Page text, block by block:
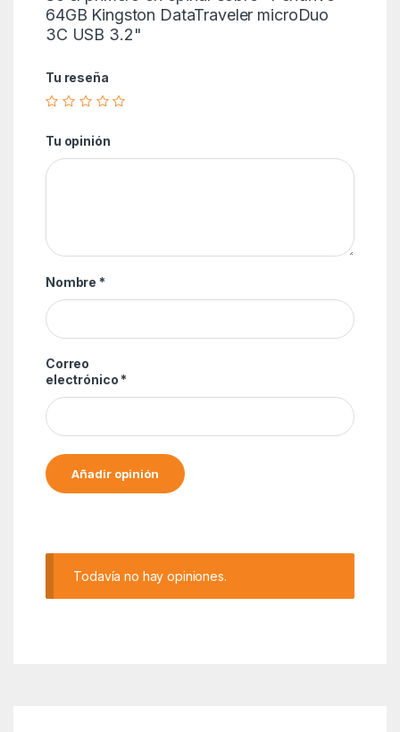
64GB Kingston DataTraveler microDuo
3C USB 3.2"
Tu reseña
Tu opinión
Nombre *
Correo
electrónico *
Todavía no hay opiniones.